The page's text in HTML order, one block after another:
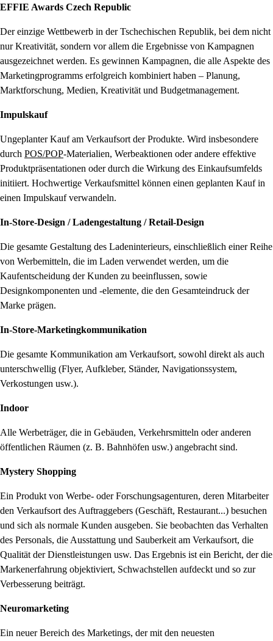
EFFIE Awards Czech Republic
Der einzige Wettbewerb in der Tschechischen Republik, bei dem nicht
nur Kreativität, sondern vor allem die Ergebnisse von Kampagnen
ausgezeichnet werden. Es gewinnen Kampagnen, die alle Aspekte des
Marketingprogramms erfolgreich kombiniert haben – Planung,
Marktforschung, Medien, Kreativität und Budgetmanagement.
Impulskauf
Ungeplanter Kauf am Verkaufsort der Produkte. Wird insbesondere
durch POS/POP-Materialien, Werbeaktionen oder andere effektive
Produktpräsentationen oder durch die Wirkung des Einkaufsumfelds
initiiert. Hochwertige Verkaufsmittel können einen geplanten Kauf in
einen Impulskauf verwandeln.
In-Store-Design / Ladengestaltung / Retail-Design
Die gesamte Gestaltung des Ladeninterieurs, einschließlich einer Reihe
von Werbemitteln, die im Laden verwendet werden, um die
Kaufentscheidung der Kunden zu beeinflussen, sowie
Designkomponenten und -elemente, die den Gesamteindruck der
Marke prägen.
In-Store-Marketingkommunikation
Die gesamte Kommunikation am Verkaufsort, sowohl direkt als auch
unterschwellig (Flyer, Aufkleber, Ständer, Navigationssystem,
Verkostungen usw.).
Indoor
Alle Werbeträger, die in Gebäuden, Verkehrsmitteln oder anderen
öffentlichen Räumen (z. B. Bahnhöfen usw.) angebracht sind.
Mystery Shopping
Ein Produkt von Werbe- oder Forschungsagenturen, deren Mitarbeiter
den Verkaufsort des Auftraggebers (Geschäft, Restaurant...) besuchen
und sich als normale Kunden ausgeben. Sie beobachten das Verhalten
des Personals, die Ausstattung und Sauberkeit am Verkaufsort, die
Qualität der Dienstleistungen usw. Das Ergebnis ist ein Bericht, der die
Markenerfahrung objektiviert, Schwachstellen aufdeckt und so zur
Verbesserung beiträgt.
Neuromarketing
Ein neuer Bereich des Marketings, der mit den neuesten